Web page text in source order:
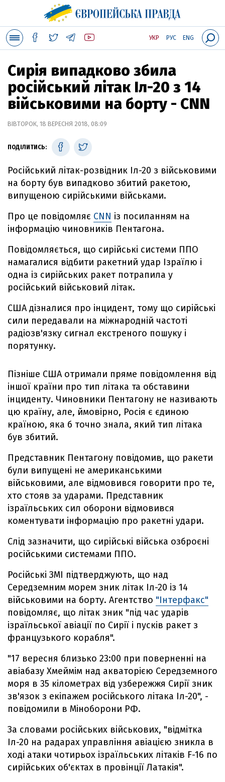
УКР РУС ENG
Сирія випадково збила
російський літак Іл-20 з 14
військовими на борту - CNN
ВІВТОРОК, 18 ВЕРЕСНЯ 2018, 08:09
ПОДІЛИТИСЬ:
Російський літак-розвідник Іл-20 з військовими
на борту був випадково збитий ракетою,
випущеною сирійськими військами.
Про це повідомляє CNN із посиланням на
інформацію чиновників Пентагона.
Повідомляється, що сирійські системи ППО
намагалися відбити ракетний удар Ізраїлю і
одна із сирійських ракет потрапила у
російський військовий літак.
США дізналися про інцидент, тому що сирійські
сили передавали на міжнародній частоті
радіозв'язку сигнал екстреного пошуку і
порятунку.
Пізніше США отримали пряме повідомлення від
іншої країни про тип літака та обставини
інциденту. Чиновники Пентагону не називають
цю країну, але, ймовірно, Росія є єдиною
країною, яка б точно знала, який тип літака
був збитий.
Представник Пентагону повідомив, що ракети
були випущені не американськими
військовими, але відмовився говорити про те,
хто стояв за ударами. Представник
ізраїльських сил оборони відмовився
коментувати інформацію про ракетні удари.
Слід зазначити, що сирійські війська озброєні
російськими системами ППО.
Російські ЗМІ підтверджують, що над
Середземним морем зник літак Іл-20 із 14
військовими на борту. Агентство "Інтерфакс"
повідомляє, що літак зник "під час ударів
ізраїльської авіації по Сирії і пусків ракет з
французького корабля".
"17 вересня близько 23:00 при поверненні на
авіабазу Хмеймім над акваторією Середземного
моря в 35 кілометрах від узбережжя Сирії зник
зв'язок з екіпажем російського літака Іл-20", -
повідомили в Міноборони РФ.
За словами російських військових, "відмітка
Іл-20 на радарах управління авіацією зникла в
ході атаки чотирьох ізраїльських літаків F-16 по
сирійських об'єктах в провінції Латакія".